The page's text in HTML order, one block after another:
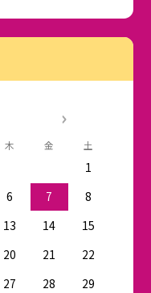
木 金 土
1
6 7
8
13 14
15
20 21
22
27 28
29